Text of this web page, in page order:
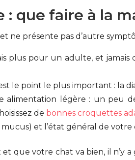
: que faire à la
ne présente pas d’autre
plus pour un adulte, et
le point le plus important : la
alimentation légère : un peu
de bonnes croquettes
et l’état général de votre
que votre chat va bien, il n’y